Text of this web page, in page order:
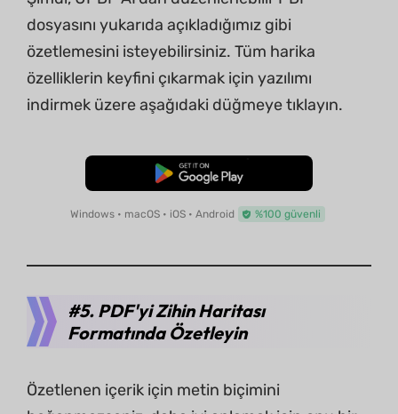
dosyasını yukarıda açıkladığımız gibi
özetlemesini isteyebilirsiniz. Tüm harika
özelliklerin keyfini çıkarmak için yazılımı
indirmek üzere aşağıdaki düğmeye tıklayın.
Ücretsiz İndirme
Windows • macOS • iOS • Android %100 güvenli
#5. PDF'yi Zihin Haritası
Formatında Özetleyin
Özetlenen içerik için metin biçimini